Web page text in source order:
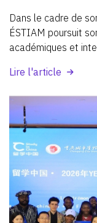
Dans le cadre de
ÉSTIAM poursuit
académiques et
nationalités
ont
du Zhejiang.
Lire l'article